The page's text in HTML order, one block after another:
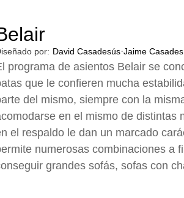
por: David Casadesús·Jaime
programa de asientos Belair se
que le confieren mucha
del mismo, siempre con la
en el mismo de distintas
el respaldo le dan un marcado
numerosas combinaciones a
grandes sofás, sofas con